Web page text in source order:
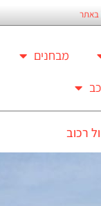
באתר
מבחנים
רכוב